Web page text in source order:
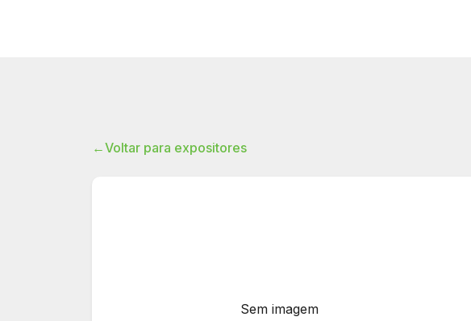
←Voltar para expositores
Sem imagem